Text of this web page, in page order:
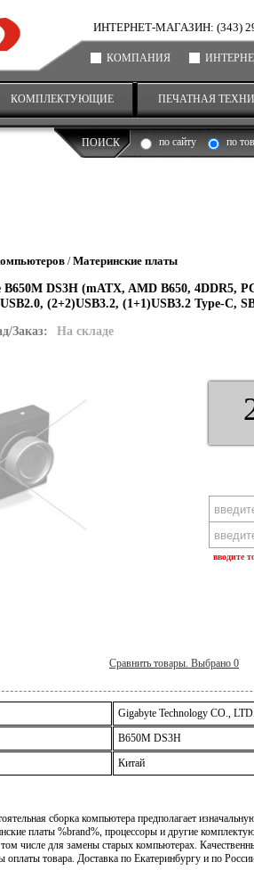
ИНТЕРНЕТ-МАГАЗИН: (343)
КОМПАНИЯ
КОМПЛЕКТУЮЩИЕ ПЕЧАТНАЯ
ПОИСК по сайту по
/Материнские платы
DS3H (mATX, AMD B650, 4DDR5,
(2+2)USB3.2, (1+1)USB3.2 Type-C,
Заказ: На складе
вводите
Сравнить товары. Выбрано 0
Gigabyte Technology CO., LTD.
B650M DS3H
Китай
сборка компьютера предполагает
платы %brand%, процессоры и другие
числе для замены старых компьютерах.
товара. Доставка по Екатеринбургу и по